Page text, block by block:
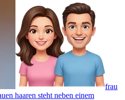
frau
haaren steht neben einem